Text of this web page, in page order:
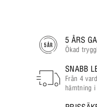
5 ÅRS
Ökad
SNABB
Från 4
hämtning